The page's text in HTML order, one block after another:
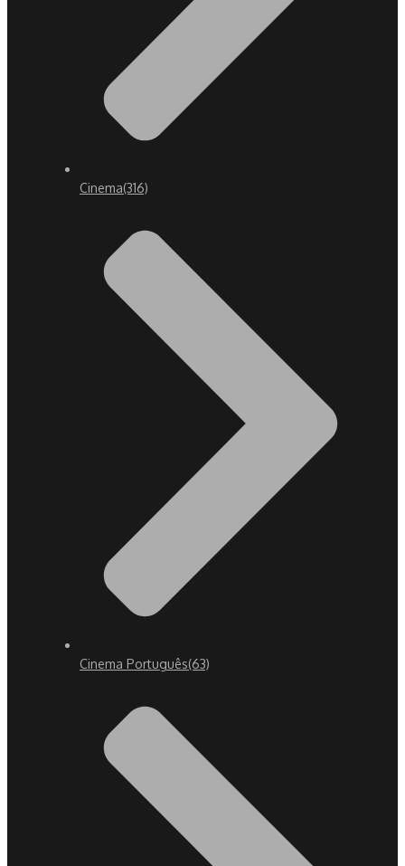
Cinema(316)
Cinema Português(63)